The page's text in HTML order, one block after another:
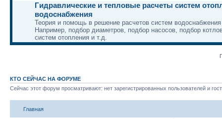
Гидравлические и тепловые расчеты систем
водоснабжения
Теория и помощь в решение расчетов систем
Например, подбор диаметров, подбор насосов, подбор
систем отопления и т.д.
КТО СЕЙЧАС НА ФОРУМЕ
Сейчас этот форум просматривают: нет зарегистрированных пользователей и
Главная